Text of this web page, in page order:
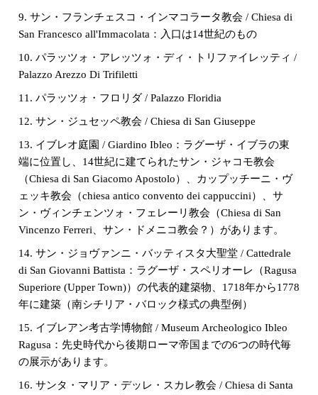
9. サン・フランチェスコ・インマコラータ教会 / Chiesa di
San Francesco all'Immacolata：入口は14世紀のもの
10. パラッツォ・アレッツォ・ディ・トリファイレッティ /
Palazzo Arezzo Di Trifiletti
11. パラッツォ・フロリダ / Palazzo Floridia
12. サン・ジュセッペ教会 / Chiesa di San Giuseppe
13. イブレオ庭園 / Giardino Ibleo：ラグーザ・イブラの東
端に位置し、14世紀に建てられたサン・ジャコモ教会
（Chiesa di San Giacomo Apostolo）、カップッチーニ・ヴ
ェッキ教会（chiesa antico convento dei cappuccini）、サ
ン・ヴィンチェンツォ・フェレーリ教会（Chiesa di San
Vincenzo Ferreri、サン・ドメニコ教会？）があります。
14. サン・ジョヴァンニ・バッティスタ大聖堂 / Cattedrale
di San Giovanni Battista：ラグーザ・スペリオーレ（Ragusa
Superiore (Upper Town)）の代表的建築物、1718年から1778
年に建築（南シチリア・バロック様式の典型例）
15. イブレアン考古学博物館 / Museum Archeologico Ibleo
Ragusa：先史時代から後期ローマ帝国までの6つの時代毎
の展示があります。
16. サンタ・マリア・デッレ・スカレ教会 / Chiesa di Santa